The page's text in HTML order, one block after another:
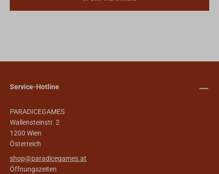
Service-Hotline
PARADICEGAMES
Wallensteinstr. 2
1200 Wien
Österreich
shop@paradicegames.at
Öffnungszeiten